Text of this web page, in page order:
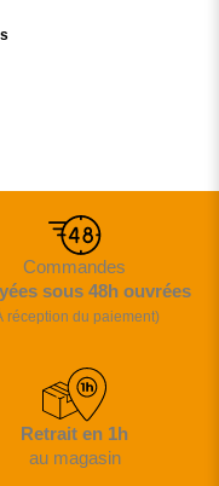
Commandes
sous 48h ouvrées
réception du paiement)
Retrait en 1h
au magasin